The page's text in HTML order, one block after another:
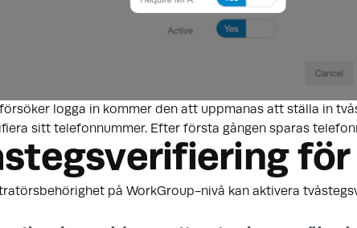
logga in kommer den att uppmanas att ställa in
sitt telefonnummer. Efter första gången sparas
för
på WorkGroup-nivå kan aktivera